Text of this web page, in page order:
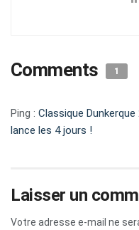
Comments 1
Ping : Classique
lance les 4 jours !
Laisser un
Votre adresse e-mail ne